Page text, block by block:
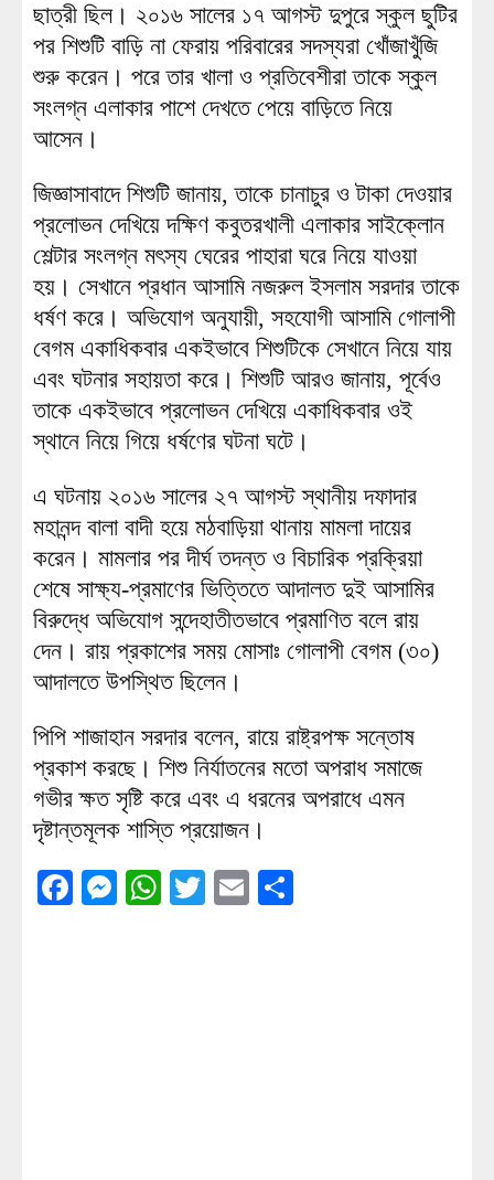
ছাত্রী ছিল। ২০১৬ সালের ১৭ আগস্ট দুপুরে স্কুল ছুটির
পর শিশুটি বাড়ি না ফেরায় পরিবারের সদস্যরা খোঁজাখুঁজি
শুরু করেন। পরে তার খালা ও প্রতিবেশীরা তাকে স্কুল
সংলগ্ন এলাকার পাশে দেখতে পেয়ে বাড়িতে নিয়ে
আসেন।
জিজ্ঞাসাবাদে শিশুটি জানায়, তাকে চানাচুর ও টাকা দেওয়ার
প্রলোভন দেখিয়ে দক্ষিণ কবুতরখালী এলাকার সাইক্লোন
শেল্টার সংলগ্ন মৎস্য ঘেরের পাহারা ঘরে নিয়ে যাওয়া
হয়। সেখানে প্রধান আসামি নজরুল ইসলাম সরদার তাকে
ধর্ষণ করে। অভিযোগ অনুযায়ী, সহযোগী আসামি গোলাপী
বেগম একাধিকবার একইভাবে শিশুটিকে সেখানে নিয়ে যায়
এবং ঘটনার সহায়তা করে। শিশুটি আরও জানায়, পূর্বেও
তাকে একইভাবে প্রলোভন দেখিয়ে একাধিকবার ওই
স্থানে নিয়ে গিয়ে ধর্ষণের ঘটনা ঘটে।
এ ঘটনায় ২০১৬ সালের ২৭ আগস্ট স্থানীয় দফাদার
মহানন্দ বালা বাদী হয়ে মঠবাড়িয়া থানায় মামলা দায়ের
করেন। মামলার পর দীর্ঘ তদন্ত ও বিচারিক প্রক্রিয়া
শেষে সাক্ষ্য-প্রমাণের ভিত্তিতে আদালত দুই আসামির
বিরুদ্ধে অভিযোগ সন্দেহাতীতভাবে প্রমাণিত বলে রায়
দেন। রায় প্রকাশের সময় মোসাঃ গোলাপী বেগম (৩০)
আদালতে উপস্থিত ছিলেন।
পিপি শাজাহান সরদার বলেন, রায়ে রাষ্ট্রপক্ষ সন্তোষ
প্রকাশ করছে। শিশু নির্যাতনের মতো অপরাধ সমাজে
গভীর ক্ষত সৃষ্টি করে এবং এ ধরনের অপরাধে এমন
দৃষ্টান্তমূলক শাস্তি প্রয়োজন।
Facebook
Messenger
WhatsApp
TwitterEmail